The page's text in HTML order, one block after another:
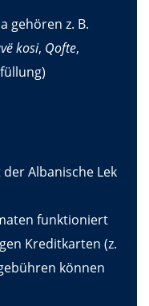
gehören z. B.
kosi, Qofte,
Albanische Lek
funktioniert
Kreditkarten (z.
können